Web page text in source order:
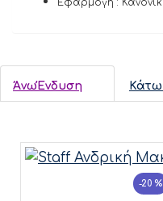
ΆνωΈνδυση
-20 %